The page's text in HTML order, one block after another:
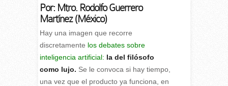
Por: Mtro. Rodolfo Guerrero
Martínez (México)
Hay una imagen que recorre
discretamente los debates sobre
inteligencia artificial: la del filósofo
como lujo. Se le convoca si hay tiempo,
una vez que el producto ya funciona, en